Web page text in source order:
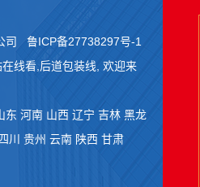
司 鲁ICP备27738297号-1
在线看 后道包装线 , 欢迎来
东 河南 山西 辽宁 吉林 黑龙
四川 贵州 云南 陕西 甘肃